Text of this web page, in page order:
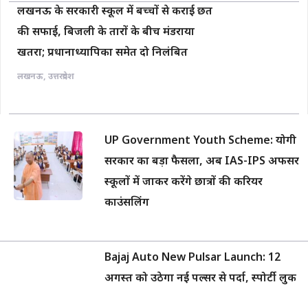
लखनऊ के सरकारी स्कूल में बच्चों से कराई छत
की सफाई, बिजली के तारों के बीच मंडराया
खतरा; प्रधानाध्यापिका समेत दो निलंबित
लखनऊ, उत्तरप्रदेश
UP Government Youth Scheme: योगी
सरकार का बड़ा फैसला, अब IAS-IPS अफसर
स्कूलों में जाकर करेंगे छात्रों की करियर
काउंसलिंग
Bajaj Auto New Pulsar Launch: 12
अगस्त को उठेगा नई पल्सर से पर्दा, स्पोर्टी लुक